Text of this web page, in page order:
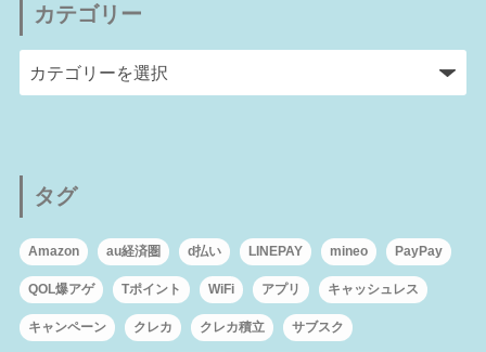
カテゴリー
タグ
Amazon au経済圏 d払い LINEPAY mineo PayPay
QOL爆アゲ Tポイント WiFi アプリ キャッシュレス
キャンペーン クレカ クレカ積立 サブスク